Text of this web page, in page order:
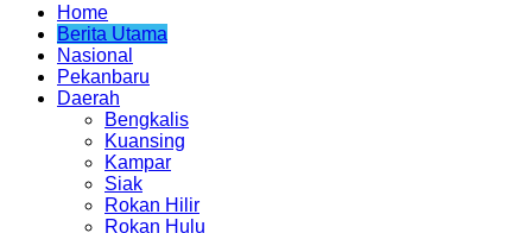
Home
Berita Utama
Nasional
Pekanbaru
Daerah
Bengkalis
Kuansing
Kampar
Siak
Rokan Hilir
Rokan Hulu